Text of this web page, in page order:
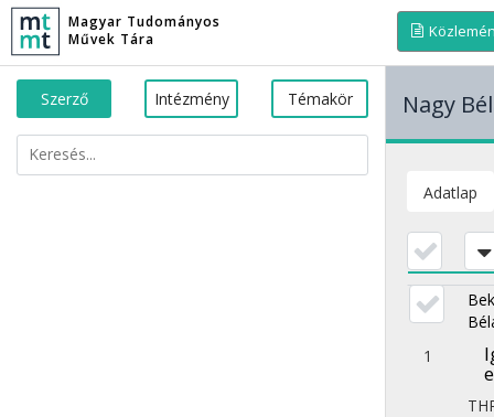
Magyar Tudományos
Művek Tára
Szerző Intézmény Témakör Nagy
Adatlap
1